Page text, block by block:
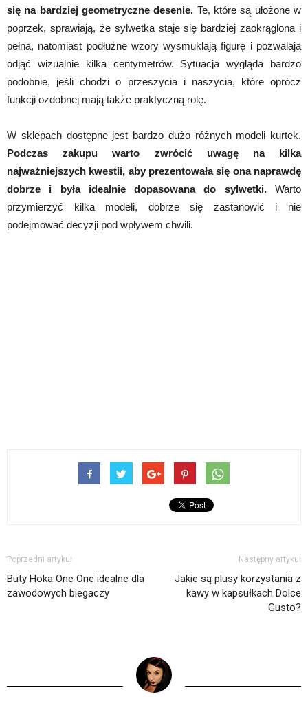
się na bardziej geometryczne desenie. Te, które są ułożone w
poprzek, sprawiają, że sylwetka staje się bardziej zaokrąglona i
pełna, natomiast podłużne wzory wysmuklają figurę i pozwalają
odjąć wizualnie kilka centymetrów. Sytuacja wygląda bardzo
podobnie, jeśli chodzi o przeszycia i naszycia, które oprócz
funkcji ozdobnej mają także praktyczną rolę.
W sklepach dostępne jest bardzo dużo różnych modeli kurtek.
Podczas zakupu warto zwrócić uwagę na kilka
najważniejszych kwestii, aby prezentowała się ona naprawdę
dobrze i była idealnie dopasowana do sylwetki.Warto
przymierzyć kilka modeli, dobrze się zastanowić i nie
podejmować decyzji pod wpływem chwili.
Poprzedni artykuł
Buty Hoka One One idealne dla
zawodowych biegaczy
Następny artykuł
Jakie są plusy korzystania z
kawy w kapsułkach Dolce
Gusto?